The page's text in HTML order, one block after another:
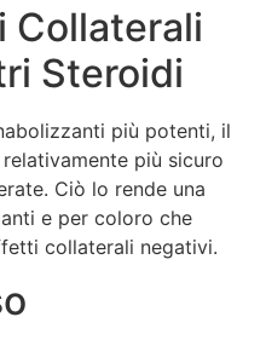
Collaterali
Steroidi
più potenti, il
più sicuro
Ciò lo rende una
e per coloro che
collaterali negativi.